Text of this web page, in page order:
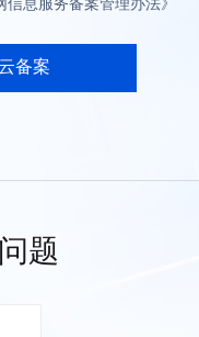
息服务备案管理办法》
备案
题